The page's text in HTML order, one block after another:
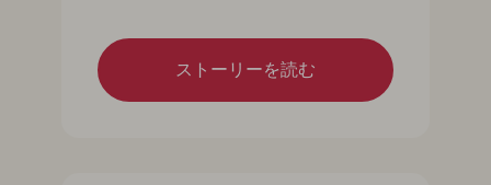
ストーリーを読む